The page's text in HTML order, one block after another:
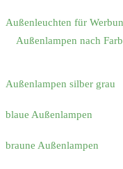
Außenleuchten für
Außenlampen nach
Außenlampen silber grau
blaue Außenlampen
braune Außenlampen